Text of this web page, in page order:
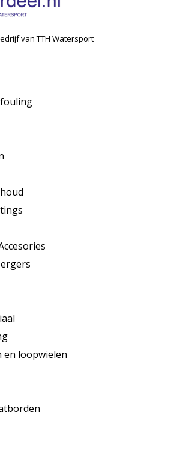
van TTH Watersport
en loopwielen